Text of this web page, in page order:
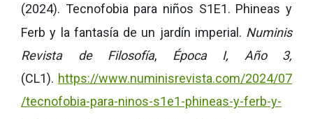
(2024). Tecnofobia para niños S1E1. Phineas y
Ferb y la fantasía de un jardín imperial. Numinis
Revista de Filosofía, Época I, Año 3,
(CL1). https://www.numinisrevista.com/2024/07
/tecnofobia-para-ninos-s1e1-phineas-y-ferb-y-